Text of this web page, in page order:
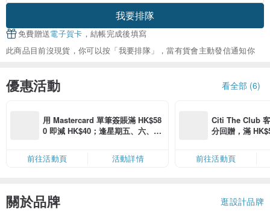
我要排隊
免費贈送電子賀卡 ，結帳完成後填寫
此商品目前沒現貨，你可以按「我要排隊」，當有貨會主動發信通知你
優惠活動 看全部 (6)
用 Mastercard 單筆簽賬滿 HK$58
0 即減 HK$40；逢星期五、六、日
限，額滿即止，僅限「常用信用
卡」結帳）
前往活動頁 活動詳情
Citi The Club
分回贈，滿
前往活動頁
關於品牌 逛設計品牌